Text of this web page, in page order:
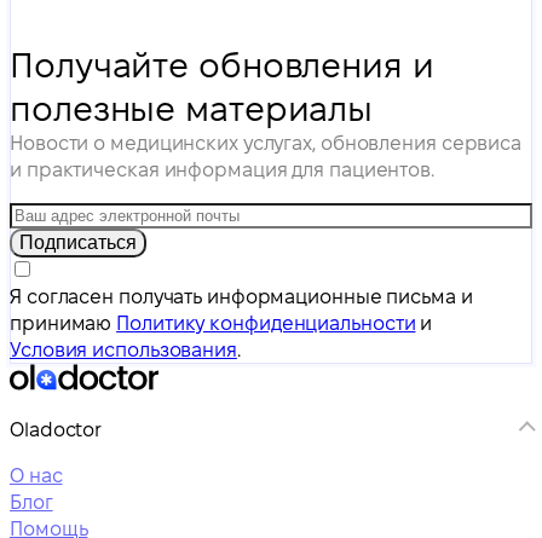
Получайте обновления и
полезные материалы
Новости о медицинских услугах, обновления сервиса
и практическая информация для пациентов.
Подписаться
Я согласен получать информационные письма и
принимаю Политику конфиденциальности и
Условия использования.
Oladoctor
О нас
Блог
Помощь